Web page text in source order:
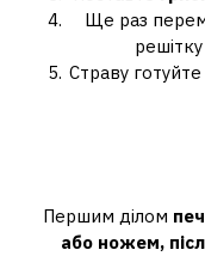
Ще раз
Страву готуйте
Першим ділом
або ножем,